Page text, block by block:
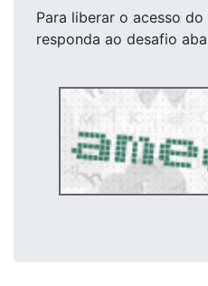
Para liberar o acesso do
responda ao desafio